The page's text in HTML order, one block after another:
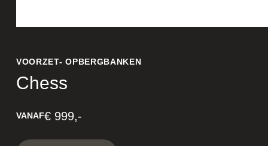
VOORZET- OPBERGBANKEN
Chess
VANAF€ 999,-